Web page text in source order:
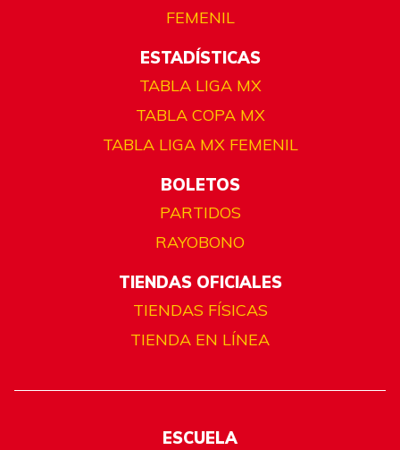
FEMENIL
ESTADÍSTICAS
TABLA LIGA MX
TABLA COPA MX
TABLA LIGA MX FEMENIL
BOLETOS
PARTIDOS
RAYOBONO
TIENDAS OFICIALES
TIENDAS FÍSICAS
TIENDA EN LÍNEA
ESCUELA